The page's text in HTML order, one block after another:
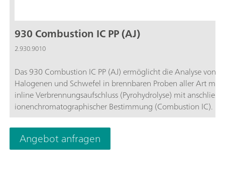
930 Combustion IC PP (AJ)
2.930.9010
Das 930 Combustion IC PP (AJ) ermöglicht die Analyse von
Halogenen und Schwefel in brennbaren Proben aller Art
inline Verbrennungsaufschluss (Pyrohydrolyse) mit anschliessender
ionenchromatographischer Bestimmung (Combustion IC). Es
umfasst alle benötigten Komponenten, wie das Combustion
Module von Analytik Jena (2.136.0700 ), das 920 Absorber
Module, den 930 Compact IC Flex Oven/SeS/PP/Deg und die
MagIC Net Software. Das 930 Metrohm Combustion IC-
Angebot anfragen